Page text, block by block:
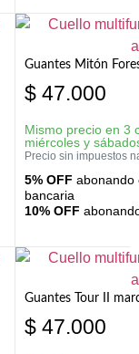
Guantes Mitón
$ 47.000
Mismo precio en 3
miércoles y
Precio sin impuestos
5% OFF abonando
bancaria
10% OFF
Guantes Tour II
$ 47.000